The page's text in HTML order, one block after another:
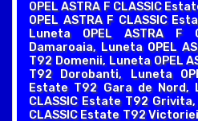
OPEL ASTRA F CLASSIC
OPEL ASTRA F CLASSIC
Luneta OPEL ASTRA F
Damaroaia, Luneta OPEL
T92 Domenii, Luneta OPEL
T92 Dorobanti, Luneta
Estate T92 Gara de Nord,
CLASSIC Estate T92
CLASSIC Estate T92